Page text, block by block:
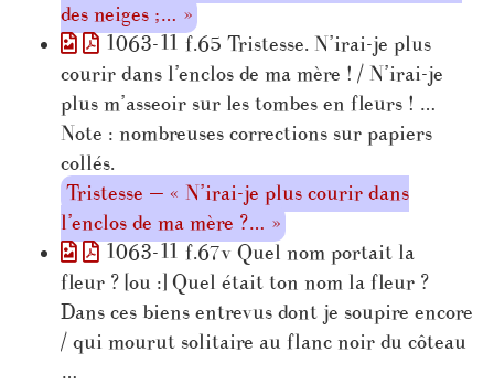
des neiges ;… »
1063-11 f.65 Tristesse. N’irai-je plus
courir dans l’enclos de ma mère ! / N’irai-je
plus m’asseoir sur les tombes en fleurs ! …
Note : nombreuses corrections sur papiers
collés.
Tristesse — « N’irai-je plus courir dans
l’enclos de ma mère ?… »
1063-11 f.67v Quel nom portait la
fleur ? [ou :] Quel était ton nom la fleur ?
Dans ces biens entrevus dont je soupire encore
/ qui mourut solitaire au flanc noir du côteau
…